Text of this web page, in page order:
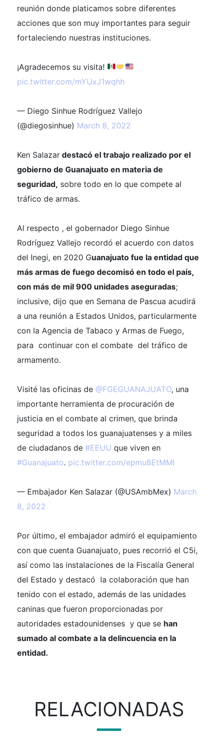
reunión donde platicamos sobre diferentes
acciones que son muy importantes para seguir
fortaleciendo nuestras instituciones.
¡Agradecemos su visita!
pic.twitter.com/mYUxJ1wqhh
— Diego Sinhue Rodríguez Vallejo
(@diegosinhue) March 8, 2022
Ken Salazar destacó el trabajo realizado por el
gobierno de Guanajuato en materia de
seguridad, sobre todo en lo que compete al
tráfico de armas.
Al respecto , el gobernador Diego Sinhue
Rodríguez Vallejo recordó el acuerdo con datos
del Inegi, en 2020 Guanajuato fue la entidad que
más armas de fuego decomisó en todo el país,
con más de mil 900 unidades aseguradas;
inclusive, dijo que en Semana de Pascua acudirá
a una reunión a Estados Unidos, particularmente
con la Agencia de Tabaco y Armas de Fuego,
para continuar con el combate del tráfico de
armamento.
Visité las oficinas de @FGEGUANAJUATO, una
importante herramienta de procuración de
justicia en el combate al crimen, que brinda
seguridad a todos los guanajuatenses y a miles
de ciudadanos de #EEUU que viven en
#Guanajuato. pic.twitter.com/epmu8EtMMl
— Embajador Ken Salazar (@USAmbMex) March
8, 2022
Por último, el embajador admiró el equipamiento
con que cuenta Guanajuato, pues recorrió el C5i,
así como las instalaciones de la Fiscalía General
del Estado y destacó la colaboración que han
tenido con el estado, además de las unidades
caninas que fueron proporcionadas por
autoridades estadounidenses y que se han
sumado al combate a la delincuencia en la
entidad.
RELACIONADAS